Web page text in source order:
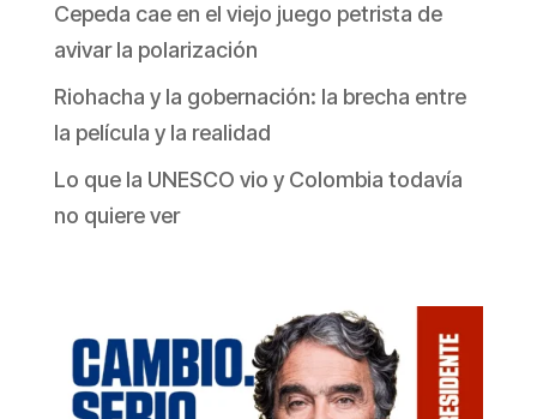
Cepeda cae en el viejo juego petrista de
avivar la polarización
Riohacha y la gobernación: la brecha entre
la película y la realidad
Lo que la UNESCO vio y Colombia todavía
no quiere ver